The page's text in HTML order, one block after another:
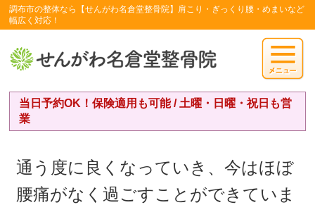
調布市の整体なら【せんがわ名倉堂整骨院】肩こり・ぎっくり腰・めまいなど
幅広く対応！
当日予約OK！保険適用も可能 / 土曜・日曜・祝日も営
業
通う度に良くなっていき、今はほぼ
腰痛がなく過ごすことができていま